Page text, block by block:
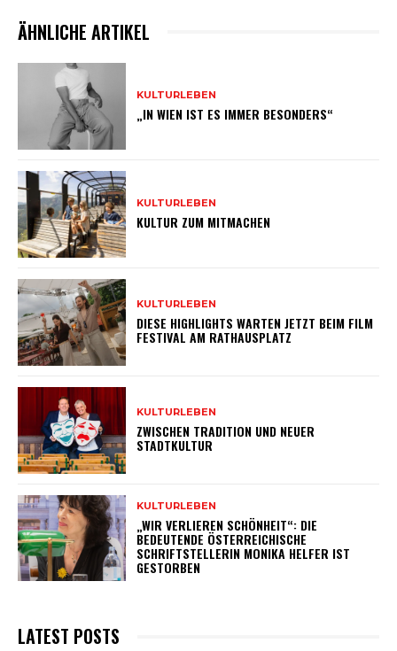
ÄHNLICHE ARTIKEL
KULTURLEBEN
„IN WIEN IST ES IMMER BESONDERS“
KULTURLEBEN
KULTUR ZUM MITMACHEN
KULTURLEBEN
DIESE HIGHLIGHTS WARTEN JETZT BEIM FILM
FESTIVAL AM RATHAUSPLATZ
KULTURLEBEN
ZWISCHEN TRADITION UND NEUER
STADTKULTUR
KULTURLEBEN
„WIR VERLIEREN SCHÖNHEIT“: DIE
BEDEUTENDE ÖSTERREICHISCHE
SCHRIFTSTELLERIN MONIKA HELFER IST
GESTORBEN
LATEST POSTS